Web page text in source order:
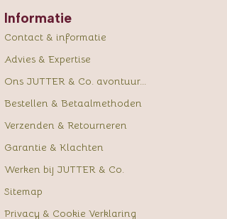
Informatie
Contact & informatie
Advies & Expertise
Ons JUTTER & Co. avontuur...
Bestellen & Betaalmethoden
Verzenden & Retourneren
Garantie & Klachten
Werken bij JUTTER & Co.
Sitemap
Privacy & Cookie Verklaring